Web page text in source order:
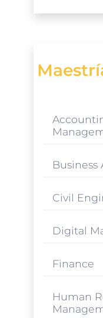
Business
Civil
Digital
Finance
Human